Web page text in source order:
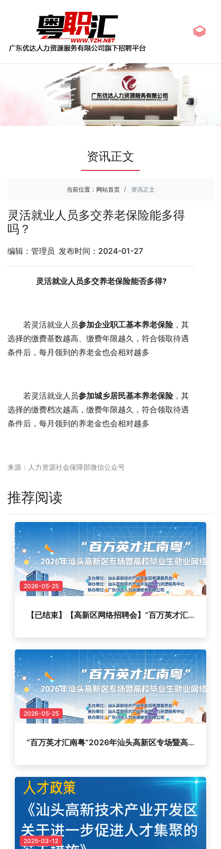
资讯正文
当前位置： 网站首页 资讯正文
灵活就业人员多交养老保险能多得
吗？
编辑：管理员 发布时间：2024-01-27
灵活就业人员多交养老保险能否多得?
若灵活就业人员参加企业职工基本养老保险，其
选择的缴费基数越高、缴费年限越久，符合领取待遇
条件后，每月领到的养老金也会相对越多
若灵活就业人员参加城乡居民基本养老保险，其
选择的缴费档次越高，缴费年限越久，符合领取待遇
条件后，每月领到的养老金也会相对越多
来源： 人力资源社会保障部微信公众号
推荐阅读
2026-05-25
【已结束】【高新区网络招聘会】“百万英才汇南粤”2026年汕头高新区专场暨高校毕业生就业网络招聘会
2026-05-25
“百万英才汇南粤”2026年汕头高新区专场暨高校毕业生就业网络招聘会！即将开启！
2025-03-12